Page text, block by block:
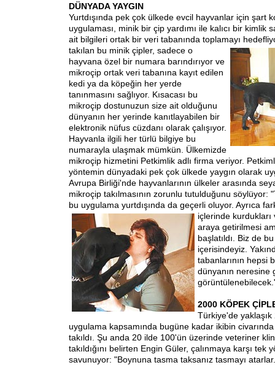
DÜNYADA YAYGIN
Yurtdışında pek çok ülkede evcil hayvanlar için şart
uygulaması, minik bir çip yardımı ile kalıcı bir kimlik
ait bilgileri ortak bir veri tabanında toplamayı
takılan bu minik çipler, sadece o
hayvana özel bir numara barındırıyor ve
mikroçip ortak veri tabanına kayıt edilen
kedi ya da köpeğin her yerde
tanınmasını sağlıyor. Kısacası bu
mikroçip dostunuzun size ait olduğunu
dünyanın her yerinde kanıtlayabilen bir
elektronik nüfus cüzdanı olarak çalışıyor.
Hayvanla ilgili her türlü bilgiye bu
numarayla ulaşmak mümkün. Ülkemizde
mikroçip hizmetini Petkimlik adlı firma veriyor.
yöntemin dünyadaki pek çok ülkede yaygın olarak
Avrupa Birliği'nde hayvanlarının ülkeler arasında
mikroçip takılmasının zorunlu tutulduğunu söylüyor:
bu uygulama yurtdışında da geçerli oluyor. Ayrıca
içlerinde kurdukları
araya getirilmesi
başlatıldı. Biz de
içerisindeyiz.
tabanlarının hepsi
dünyanın neresine
2000 KÖPEK
Türkiye'de
uygulama kapsamında bugüne kadar ikibin
takıldı. Şu anda 20 ilde 100'ün üzerinde veteriner
takıldığını belirten Engin Güler, çalınmaya karşı tek
savunuyor: "Boynuna tasma taksanız tasmayı